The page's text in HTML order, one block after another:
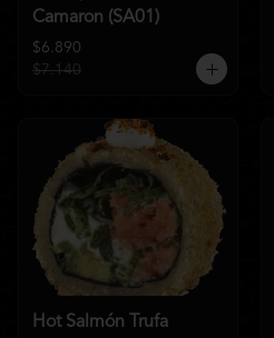
Camaron (SA01)
$6.890
$7.140
Hot Salmón Trufa